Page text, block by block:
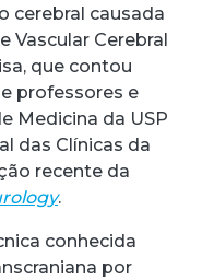
cerebral causada
Vascular Cerebral
que contou
professores e
Medicina da USP
das Clínicas da
recente da
.
conhecida
por